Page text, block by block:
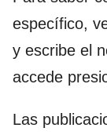
específico,
y escribe el
accede
Las